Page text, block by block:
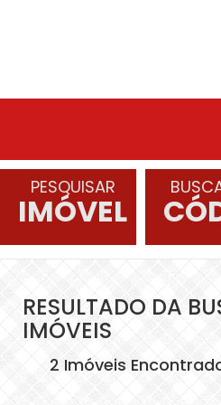
PESQUISAR
IMÓVEL
RESULTADO DA
IMÓVEIS
2 Imóveis